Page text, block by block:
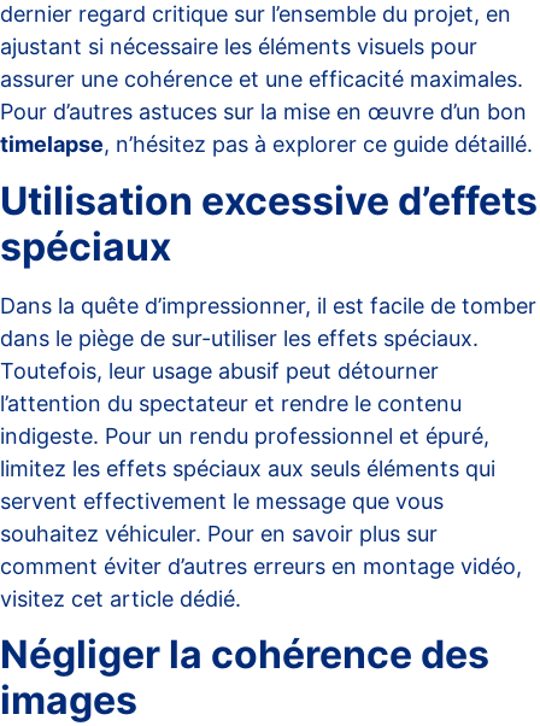
dernier regard critique sur l’ensemble du projet, en
ajustant si nécessaire les éléments visuels pour
assurer une cohérence et une efficacité maximales.
Pour d’autres astuces sur la mise en œuvre d’un bon
timelapse, n’hésitez pas à explorer ce guide détaillé.
Utilisation excessive d’effets
spéciaux
Dans la quête d’impressionner, il est facile de tomber
dans le piège de sur-utiliser les effets spéciaux.
Toutefois, leur usage abusif peut détourner
l’attention du spectateur et rendre le contenu
indigeste. Pour un rendu professionnel et épuré,
limitez les effets spéciaux aux seuls éléments qui
servent effectivement le message que vous
souhaitez véhiculer. Pour en savoir plus sur
comment éviter d’autres erreurs en montage vidéo,
visitez cet article dédié.
Négliger la cohérence des
images